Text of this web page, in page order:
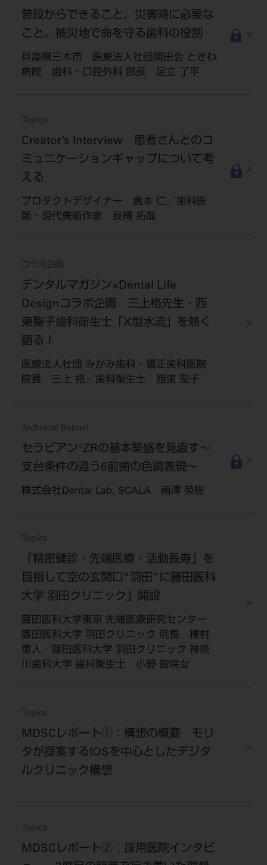
普段からできること、災害時に必要な
こと。被災地で命を守る歯科の役割
兵庫県三木市 医療法人社団関田会 ときわ
病院 歯科・口腔外科 部長 足立 了平
Topics
Creator’s Interview 患者さんとのコ
ミュニケーションギャップについて考
える
プロダクトデザイナー 倉本 仁／歯科医
師・現代美術作家 長縄 拓哉
コラボ企画
デンタルマガジン×Dental Life
Designコラボ企画 三上格先生・西
東聖子歯科衛生士「X型水流」を熱く
語る！
医療法人社団 みかみ歯科・矯正歯科医院
院長 三上 格／歯科衛生士 西東 聖子
Technical Report
セラビアン®ZRの基本築盛を見直す～
支台条件の違う6前歯の色調表現～
株式会社Dental Lab. SCALA 南澤 英樹
Topics
「精密健診・先端医療・活動長寿」を
目指して空の玄関口“羽田”に藤田医科
大学 羽田クリニック」開設
藤田医科大学東京 先端医療研究センター
藤田医科大学 羽田クリニック 院長 榛村
重人／藤田医科大学 羽田クリニック 神奈
川歯科大学 歯科衛生士 小野 智咲女
Topics
MDSCレポート①：構想の概要 モリ
タが提案するIOSを中心としたデジタ
ルクリニック構想
Topics
MDSCレポート②：採用医院インタビ